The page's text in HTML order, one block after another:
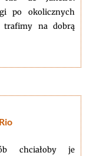
po okolicznych
trafimy na dobrą
chciałoby je